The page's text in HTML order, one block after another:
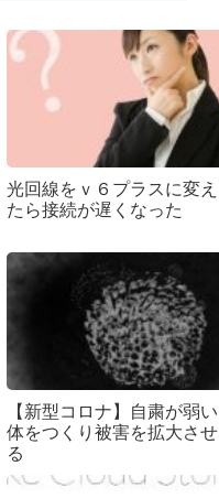
光回線をｖ６プラスに変え
たら接続が遅くなった
【新型コロナ】自粛が弱い
体をつくり被害を拡大させ
る